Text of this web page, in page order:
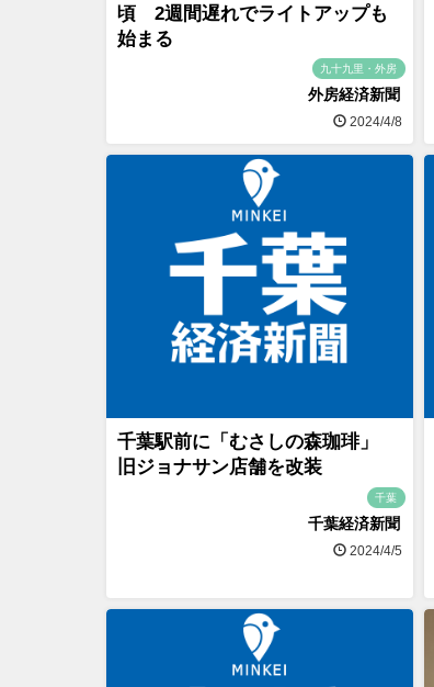
頃 2週間遅れでライトアップも
始まる
九十九里・外房
外房経済新聞
2024/4/8
千葉駅前に「むさしの森珈琲」
旧ジョナサン店舗を改装
千葉
千葉経済新聞
2024/4/5